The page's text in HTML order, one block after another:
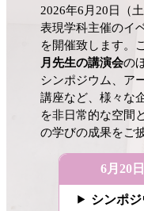
2026年6月20日（
表現学科主催のイ
を開催致します。
月先生の講演会の
シンポジウム、ア
講座など、様々な
を非日常的な空間
の学びの成果をご
6月20
シンポ